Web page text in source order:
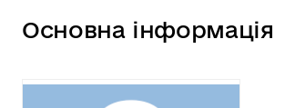
Основна інформація